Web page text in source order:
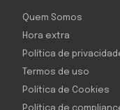
Quem Somos
Hora extra
Política de
Termos de uso
Política de Cookies